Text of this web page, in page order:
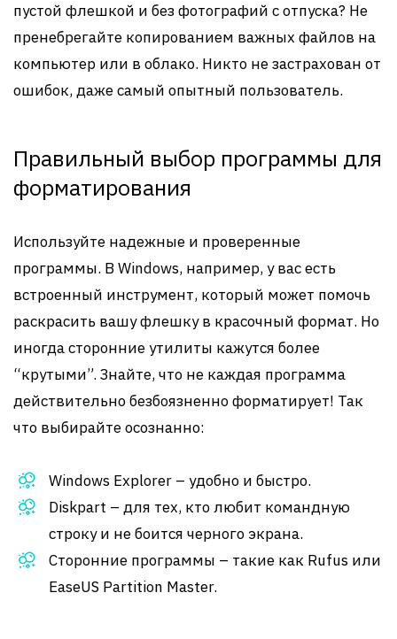
пустой флешкой и без фотографий с отпуска? Не
пренебрегайте копированием важных файлов на
компьютер или в облако. Никто не застрахован от
ошибок, даже самый опытный пользователь.
Правильный выбор программы для
форматирования
Используйте надежные и проверенные
программы. В Windows, например, у вас есть
встроенный инструмент, который может помочь
раскрасить вашу флешку в красочный формат. Но
иногда сторонние утилиты кажутся более
“крутыми”. Знайте, что не каждая программа
действительно безбоязненно форматирует! Так
что выбирайте осознанно:
Windows Explorer – удобно и быстро.
Diskpart – для тех, кто любит командную
строку и не боится черного экрана.
Сторонние программы – такие как Rufus или
EaseUS Partition Master.